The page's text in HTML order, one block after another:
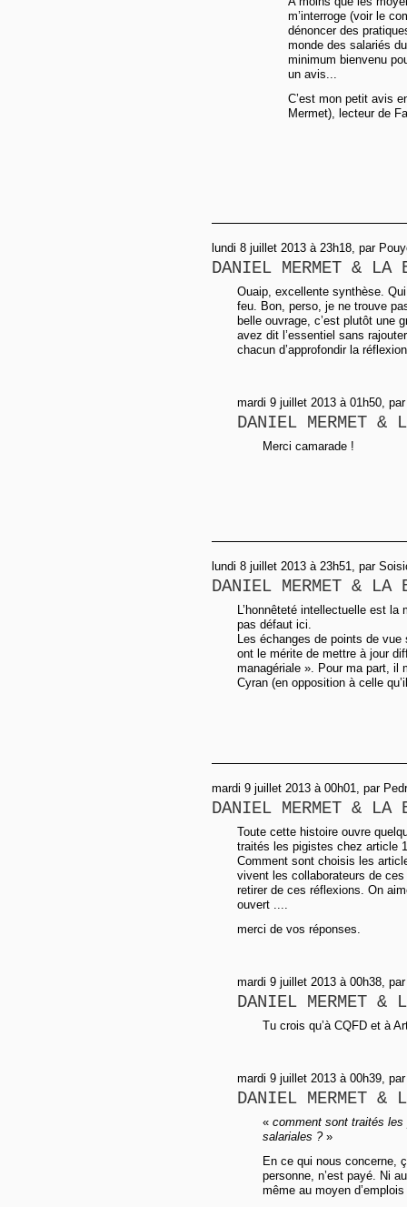
m’interroge (voir le
dénoncer des
monde des salariés
minimum bienvenu
un avis...
C’est mon petit avis
Mermet), lecteur de
lundi 8 juillet 2013 à 23h18, par
DANIEL MERMET & LA
Ouaip, excellente synthèse.
feu. Bon, perso, je ne trouve
belle ouvrage, c’est plutôt une
avez dit l’essentiel sans
chacun d’approfondir la
mardi 9 juillet 2013 à 01h50,
DANIEL MERMET &
Merci camarade !
lundi 8 juillet 2013 à 23h51, par
DANIEL MERMET & LA
L’honnêteté intellectuelle est la
pas défaut ici.
Les échanges de points de
ont le mérite de mettre à jour
managériale ». Pour ma part, il
Cyran (en opposition à celle
mardi 9 juillet 2013 à 00h01, par
DANIEL MERMET & LA
Toute cette histoire ouvre
traités les pigistes chez article
Comment sont choisis les
vivent les collaborateurs de
retirer de ces réflexions. On
ouvert ....
merci de vos réponses.
mardi 9 juillet 2013 à 00h38,
DANIEL MERMET &
Tu crois qu’à CQFD et à
mardi 9 juillet 2013 à 00h39,
DANIEL MERMET &
« comment sont traités
salariales ?»
En ce qui nous concerne,
personne, n’est payé. Ni
même au moyen